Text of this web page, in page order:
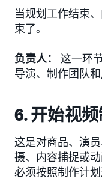
当规划工作结束
束了。
负责人：
这一环
导演、制作团队
6. 开始视
这是对商品、演
摄、内容捕捉或
必须按照制作计